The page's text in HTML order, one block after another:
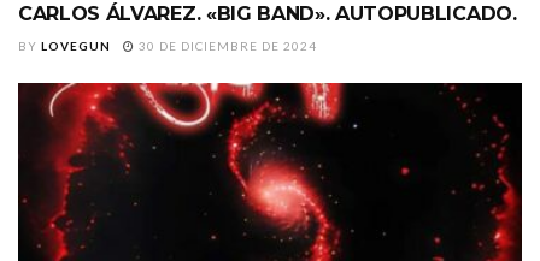
CARLOS ÁLVAREZ. «BIG BAND». AUTOPUBLICADO.
BY LOVEGUN 30 DE DICIEMBRE DE 2024